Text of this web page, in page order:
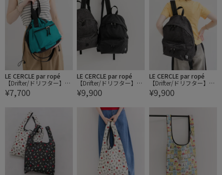
LE CERCLE par ropé
【Drifter/ドリフター】HA
NDLE POCKET TOTE
¥7,700
LE CERCLE par ropé
【Drifter/ドリフター】DA
Y PACK
¥9,900
LE CERCLE par ropé
【Drifter/ドリフター】DA
Y PACK
¥9,900